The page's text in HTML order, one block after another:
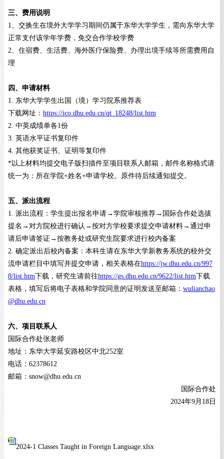
三、费用说明
1、交换生在境外大学学习期间仍属于东华大学学生，需向东华大学
正常支付该学年学费，免交合作学校学费
2、住宿费、生活费、海外医疗保险费、办理出境手续等所需费用自
理
四、申请材料
1
东华大学学生出国（境）学习院系推荐表
下载网址： https://ico.dhu.edu.cn/qt_18248/list.htm
2. 中英成绩单各1份
3. 英语水平证书复印件
4. 其他获奖证书、证明等复印件
*以上材料均提交电子版扫描件至项目联系人邮箱，邮件名称格式请
统一为：所在学院+姓名+申请学校。原件待后续通知提交。
五、派出流程
1
派出流程：学生提出报名申请→学院审核推荐→国际合作处选拔
提名→对方院校进行确认→按对方学校要求提交申请材料→通过申
请后申请签证→按教务处或研究生院要求进行校内备案
2 确定派出后校内备案：本科生请在东华大学新教务系统的校外交
流申请栏目中填写并提交申请，相关表格在https://jw.dhu.edu.cn/997
8/list.htm下载 ， 研究生请前往https://gs.dhu.edu.cn/9622/list.htm下载
表格，填写后将电子表格和学院同意的证明发送至邮箱： wulianchao
@dhu.edu.cn
六、项目联系人
国际合作处张老师
地址：东华大学延安路校区中北252室
电话： 62378612
邮箱： snow@dhu.edu.cn
国际合作处
2024年9月18日
2024-1 Classes Taught in Foreign Language.xlsx